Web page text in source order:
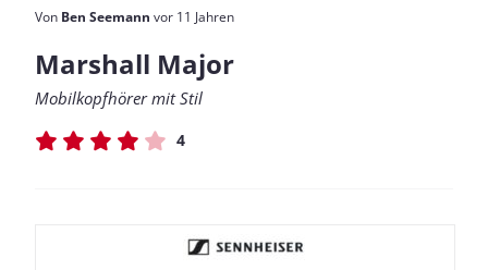
Von Ben Seemann vor 11 Jahren
Marshall Major
Mobilkopfhörer mit Stil
4